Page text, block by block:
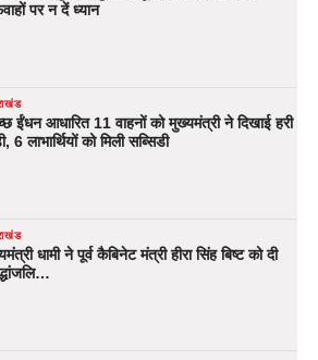
पर न दें ध्यान
ईंधन आधारित 11 वाहनों को मुख्यमंत्री ने दिखाई हरी
6 लाभार्थियों को मिली सब्सिडी
धामी ने पूर्व कैबिनेट मंत्री हीरा सिंह बिष्ट को दी